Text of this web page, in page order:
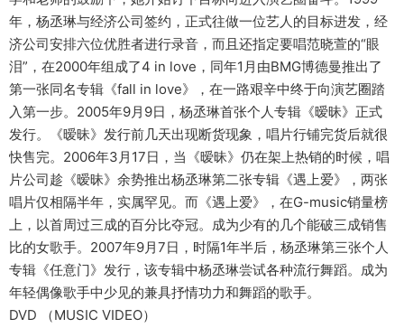
年，杨丞琳与经济公司签约，正式往做一位艺人的目标进发，经
济公司安排六位优胜者进行录音，而且还指定要唱范晓萱的“眼
泪”，在2000年组成了4 in love，同年1月由BMG博德曼推出了
第一张同名专辑《fall in love》，在一路艰辛中终于向演艺圈踏
入第一步。2005年9月9日，杨丞琳首张个人专辑《暧昧》正式
发行。《暧昧》发行前几天出现断货现象，唱片行铺完货后就很
快售完。2006年3月17日，当《暧昧》仍在架上热销的时候，唱
片公司趁《暧昧》余势推出杨丞琳第二张专辑《遇上爱》，两张
唱片仅相隔半年，实属罕见。而《遇上爱》，在G-music销量榜
上，以首周过三成的百分比夺冠。成为少有的几个能破三成销售
比的女歌手。2007年9月7日，时隔1年半后，杨丞琳第三张个人
专辑《任意门》发行，该专辑中杨丞琳尝试各种流行舞蹈。成为
年轻偶像歌手中少见的兼具抒情功力和舞蹈的歌手。
DVD （MUSIC VIDEO）